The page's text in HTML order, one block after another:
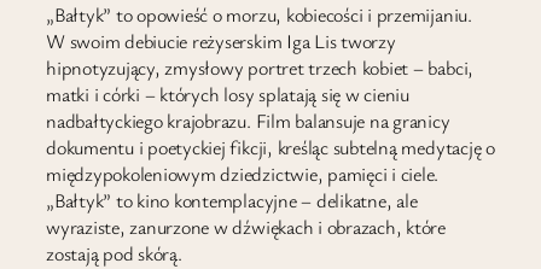
„Bałtyk” to opowieść o morzu, kobiecości i przemijaniu.
W swoim debiucie reżyserskim Iga Lis tworzy
hipnotyzujący, zmysłowy portret trzech kobiet – babci,
matki i córki – których losy splatają się w cieniu
nadbałtyckiego krajobrazu. Film balansuje na granicy
dokumentu i poetyckiej fikcji, kreśląc subtelną medytację o
międzypokoleniowym dziedzictwie, pamięci i ciele.
„Bałtyk” to kino kontemplacyjne – delikatne, ale
wyraziste, zanurzone w dźwiękach i obrazach, które
zostają pod skórą.